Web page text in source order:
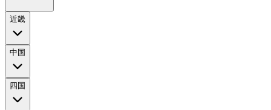
近畿
中国
四国